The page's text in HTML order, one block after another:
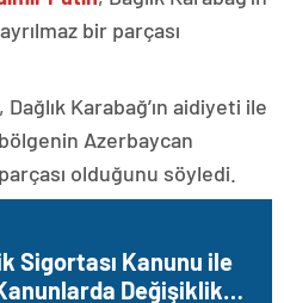
bir parçası
Karabağ’ın aidiyeti ile
Azerbaycan
olduğunu söyledi.
Sigortası Kanunu ile
Değişiklik